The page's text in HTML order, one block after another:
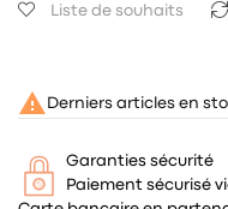
Liste de souhaits
 Derniers articles en
Garanties sécurité
Paiement sécurisé